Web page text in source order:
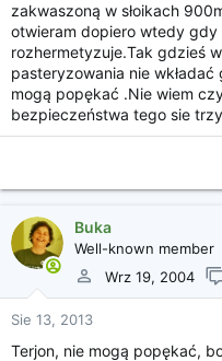
zakwaszoną w słoikach
otwieram dopiero wtedy gdy
rozhermetyzuje.Tak gdzieś
pasteryzowania nie
mogą popękać .Nie wiem
bezpieczeństwa tego sie
Buka
Well-known member
Wrz 19, 2004
Sie 13, 2013
Terjon, nie mogą popękać,